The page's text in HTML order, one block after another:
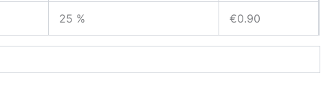
25 % €0.90